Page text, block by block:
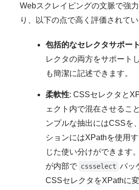
Webスクレイピングの文脈で強
り、以下の点で高く評価されてい
包括的なセレクタサポート
レクタの両方をサポート
も簡潔に記述できます。
柔軟性: CSSセレクタと
ェクト内で混在させるこ
ンプルな抽出にはCSSを
ションにはXPathを使用
じた使い分けができます
が内部で cssselect パッ
CSSセレクタをXPathに